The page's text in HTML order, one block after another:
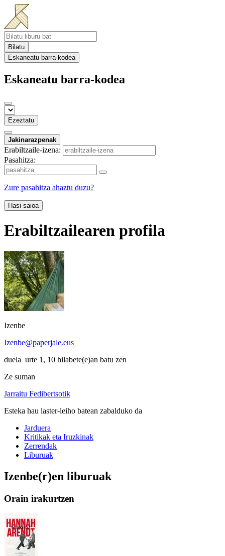
Bilatu
Eskaneatu barra-kodea
Eskaneatu barra-kodea
Ezeztatu
Jakinarazpenak
Erabiltzaile-izena:
Pasahitza:
Zure pasahitza ahaztu duzu?
Hasi saioa
Erabiltzailearen profila
Izenbe
Izenbe@paperjale.eus
duela urte 1, 10 hilabete(e)an batu zen
Ze suman
Jarraitu Fedibertsotik
Esteka hau laster-leiho batean zabalduko da
Jarduera
Kritikak eta Iruzkinak
Zerrendak
Liburuak
Izenbe(r)en liburuak
Orain irakurtzen